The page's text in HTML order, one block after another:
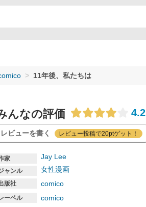
11年後、私たちは
んなの評価 4.2
レビューを書く レビュー投稿で20ptゲット！
家 Jay Lee
ャンル 女性漫画
版社 comico
ーベル comico